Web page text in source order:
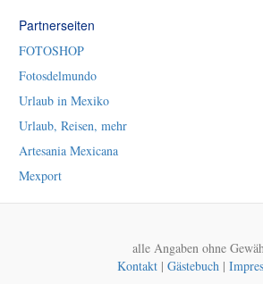
Partnerseiten
FOTOSHOP
Fotosdelmundo
Urlaub in Mexiko
Urlaub, Reisen, mehr
Artesania Mexicana
Mexport
alle Angaben ohne
Kontakt| Gästebuch|